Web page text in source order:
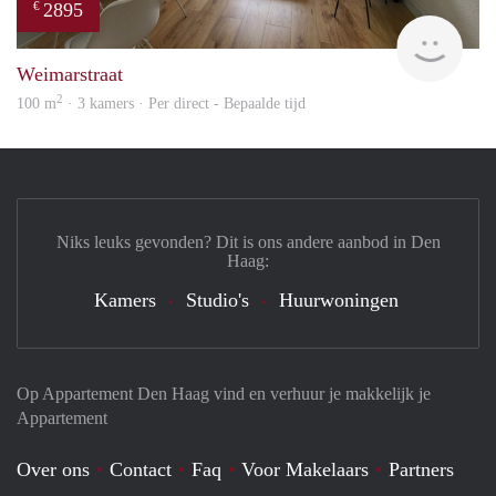
€ 2895
Weimarstraat
100 m2 · 3 kamers · Per direct - Bepaalde tijd
Op Appartement Den Haag vind en verhuur je makkelijk je
Appartement
Over ons Contact Faq Voor Makelaars Partners
Niks leuks gevonden? Dit is ons andere aanbod in Den
Haag:
Kamers Studio's Huurwoningen